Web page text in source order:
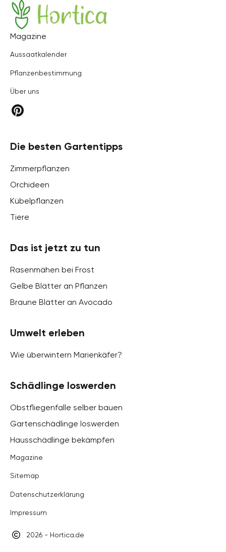
Hortica
Magazine
Aussaatkalender
Pflanzenbestimmung
Über uns
Die besten Gartentipps
Zimmerpflanzen
Orchideen
Kübelpflanzen
Tiere
Das ist jetzt zu tun
Rasenmähen bei Frost
Gelbe Blätter an Pflanzen
Braune Blätter an Avocado
Umwelt erleben
Wie überwintern Marienkäfer?
Schädlinge loswerden
Obstfliegenfalle selber bauen
Gartenschädlinge loswerden
Hausschädlinge bekämpfen
Magazine
Sitemap
Datenschutzerklärung
Impressum
2026 - Hortica.de